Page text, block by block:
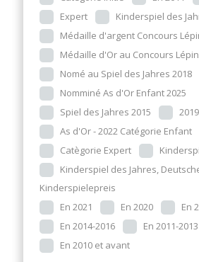
Expert
Kinderspiel des
Médaille d'argent Concours
Médaille d'Or au Concours
Nomé au Spiel des Jahres 2018
Nomminé As d'Or Enfant 2025
Spiel des Jahres 2015
2019
As d'Or - 2022 Catégorie Enfant
Catègorie Expert
Kinderspiel des Jahres,
Kinderspielepreis
En 2021
En 2020
En
En 2014-2016
En 2011-2013
En 2010 et avant